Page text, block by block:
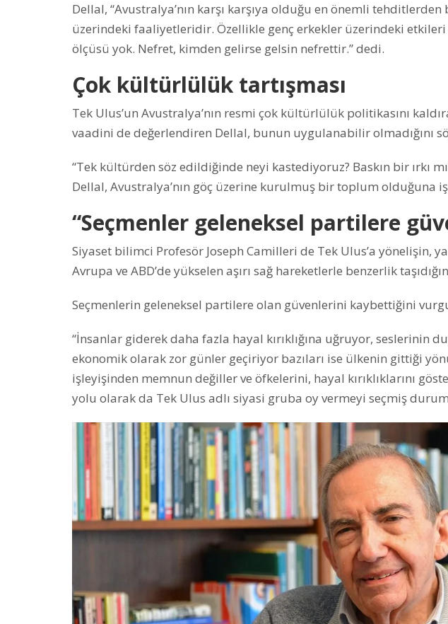
Dellal, “Avustralya’nın karşı karşıya olduğu en önemli tehditlerden
üzerindeki faaliyetleridir. Özellikle genç erkekler üzerindeki
ölçüsü yok. Nefret, kimden gelirse gelsin nefrettir.” dedi.
Çok kültürlülük tartışması
Tek Ulus’un Avustralya’nın resmi çok kültürlülük politikasını
vaadini de değerlendiren Dellal, bunun uygulanabilir olmadığını
“Tek kültürden söz edildiğinde neyi kastediyoruz? Baskın bir ırkı
Dellal, Avustralya’nın göç üzerine kurulmuş bir toplum olduğuna
“Seçmenler geleneksel partilere
Siyaset bilimci Profesör Joseph Camilleri de Tek Ulus’a yönelişin,
Avrupa ve ABD’de yükselen aşırı sağ hareketlerle benzerlik
Seçmenlerin geleneksel partilere olan güvenlerini kaybettiğini
“İnsanlar giderek daha fazla hayal kırıklığına uğruyor, seslerinin
ekonomik olarak zor günler geçiriyor bazıları ise ülkenin gittiği
işleyişinden memnun değiller ve öfkelerini, hayal kırıklıklarını
yolu olarak da Tek Ulus adlı siyasi gruba oy vermeyi seçmiş